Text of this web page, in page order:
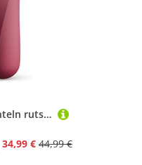
NEOLYMP Pilates Hanteln rutschfestes Silikon Hantelset
34,99 € 44,99 €